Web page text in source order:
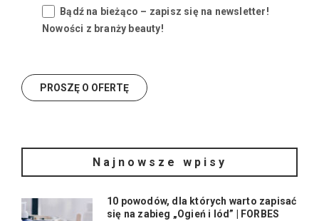
Bądź na bieżąco – zapisz się na newsletter!
Nowości z branży beauty!
Najnowsze wpisy
10 powodów, dla których warto zapisać
się na zabieg „Ogień i lód” | FORBES